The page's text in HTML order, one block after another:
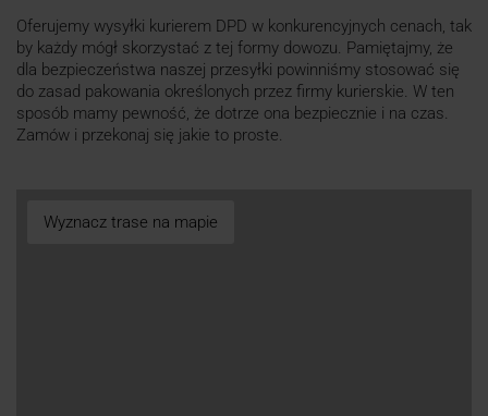
Oferujemy wysyłki kurierem DPD w konkurencyjnych cenach, tak
by każdy mógł skorzystać z tej formy dowozu. Pamiętajmy, że
dla bezpieczeństwa naszej przesyłki powinniśmy stosować się
do zasad pakowania określonych przez firmy kurierskie. W ten
sposób mamy pewność, że dotrze ona bezpiecznie i na czas.
Zamów i przekonaj się jakie to proste.
Wyznacz trase na mapie